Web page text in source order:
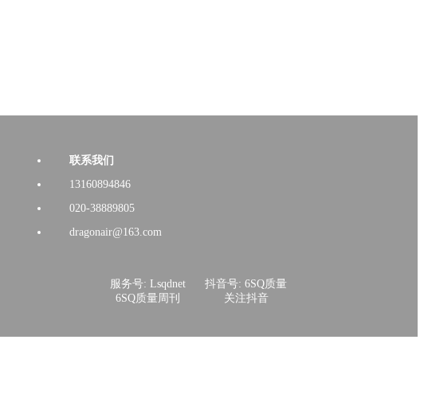
联系我们
13160894846
020-38889805
dragonair@163.com
服务号: Lsqdnet
6SQ质量周刊
抖音号: 6SQ质量
关注抖音